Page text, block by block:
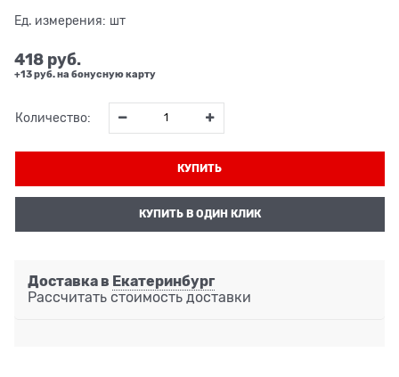
Ед. измерения: шт
418 руб.
+13 руб. на бонусную карту
Количество:
КУПИТЬ
КУПИТЬ В ОДИН КЛИК
Доставка в Екатеринбург
Рассчитать стоимость доставки